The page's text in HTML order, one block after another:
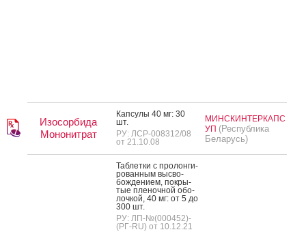
Изосорбида
Мононитрат
Кап­су­лы 40 мг: 30
шт.
РУ: ЛСР-008312/08
от 21.10.08
МИНСКИНТЕРКАПС
УП (Республика
Беларусь)
Таб­летки с про­лон­ги­
рован­ным выс­во­
бож­де­ни­ем, пок­ры­
тые пле­ноч­ной обо­
лоч­кой, 40 мг: от 5 до
300 шт.
РУ: ЛП-№(000452)-
(РГ-RU) от 10.12.21